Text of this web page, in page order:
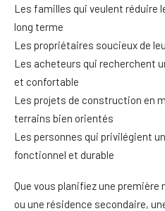
Les familles qui veulent réduire
long terme
Les propriétaires soucieux de
Les acheteurs qui recherchent
et confortable
Les projets de construction en
terrains bien orientés
Les personnes qui privilégient
fonctionnel et durable
Que vous planifiez une
ou une résidence secondaire,